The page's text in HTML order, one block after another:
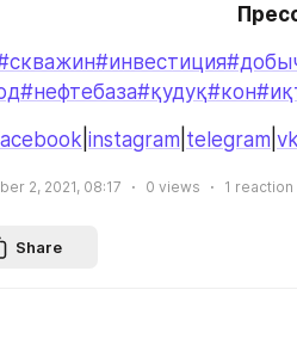
#инвестиция
#нефтебаза#қудуқ#кон
instagram telegram
2, 2021, 08:17 0 views 1 reaction
Share